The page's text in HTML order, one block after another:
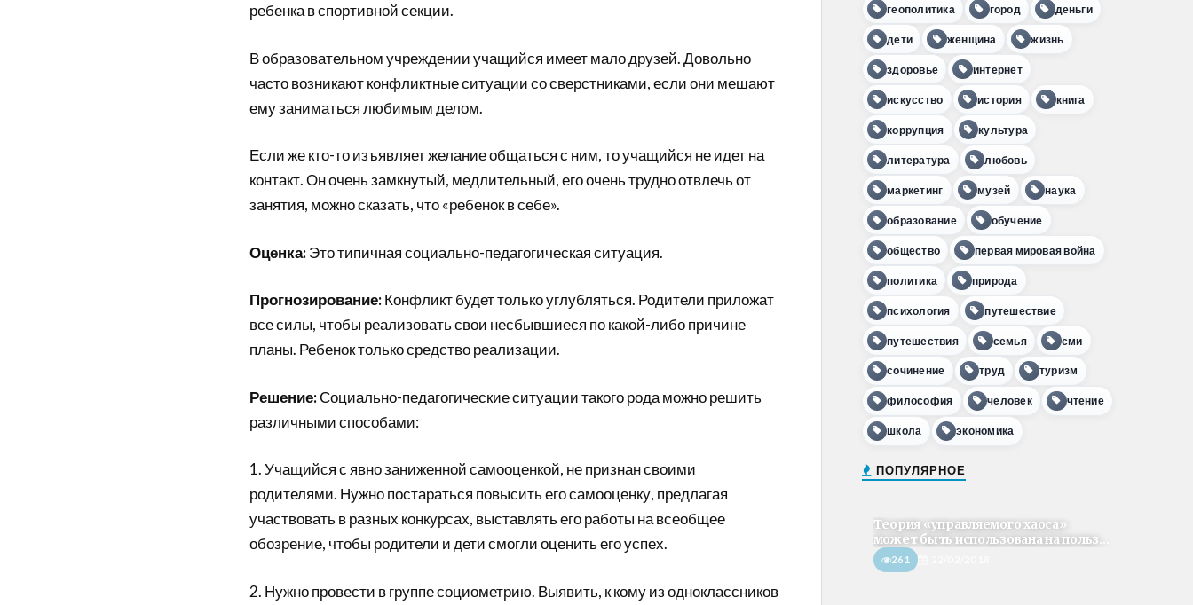
ребенка в спортивной секции.
В образовательном учреждении учащийся имеет мало друзей. Довольно
часто возникают конфликтные ситуации со сверстниками, если они мешают
ему заниматься любимым делом.
Если же кто-то изъявляет желание общаться с ним, то учащийся не идет на
контакт. Он очень замкнутый, медлительный, его очень трудно отвлечь от
занятия, можно сказать, что «ребенок в себе».
Оценка:Это типичная социально-педагогическая ситуация.
Прогнозирование:Конфликт будет только углубляться. Родители приложат
все силы, чтобы реализовать свои несбывшиеся по какой-либо причине
планы. Ребенок только средство реализации.
Решение:Социально-педагогические ситуации такого рода можно решить
различными способами:
1. Учащийся с явно заниженной самооценкой, не признан своими
родителями. Нужно постараться повысить его самооценку, предлагая
участвовать в разных конкурсах, выставлять его работы на всеобщее
обозрение, чтобы родители и дети смогли оценить его успех.
2. Нужно провести в группе социометрию. Выявить, к кому из одноклассников
геополитика город деньги
дети женщина жизнь
здоровье интернет
искусство история книга
коррупция культура
литература любовь
маркетинг музей наука
образование обучение
общество первая мировая война
политика природа
психология путешествие
путешествия семья сми
сочинение труд туризм
философия человек чтение
школа экономика
ПОПУЛЯРНОЕ
Теория «управляемого хаоса»
может быть использована на польз...
261